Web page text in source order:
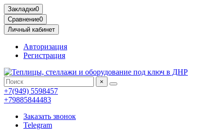
Закладки0
Сравнение0
Личный кабинет
Авторизация
Регистрация
×
+7(949) 5598457
+79885844483
Заказать звонок
Telegram